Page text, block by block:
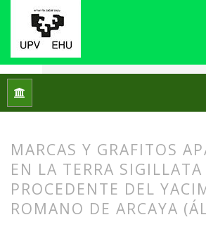
Inicio
MARCAS Y GRAFITOS
EN LA TERRA
PROCEDENTE DEL
ROMANO DE ARCAYA